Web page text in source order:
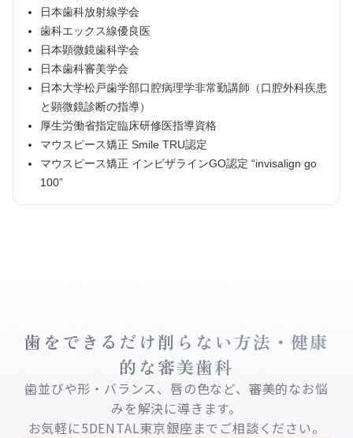
日本歯科放射線学会
歯科エックス線優良医
日本顕微鏡歯科学会
日本歯科審美学会
日本大学松戸歯学部口腔病理学非常勤講師（口腔外科疾患
と顕微鏡診断の指導）
厚生労働省指定臨床研修医指導資格
マウスピース矯正 Smile TRU認定
マウスピース矯正 インビザラインGO認定 “invisalign go
100”
歯をできるだけ削らない方法・健康
的な審美歯科
歯並びや形・バランス、唇の色など、審美的なお悩
みを解決に導きます。
お気軽に5DENTAL東京銀座までご相談ください。